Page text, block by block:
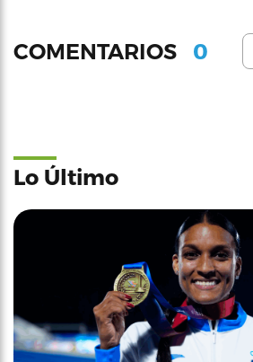
COMENTARIOS 0
Lo Último